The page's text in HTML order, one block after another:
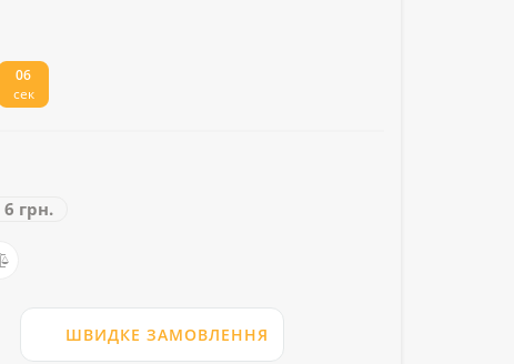
05
сек
6 грн.
ШВИДКЕ ЗАМОВЛЕННЯ